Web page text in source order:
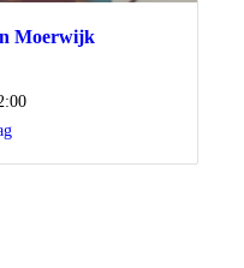
Moerwijk